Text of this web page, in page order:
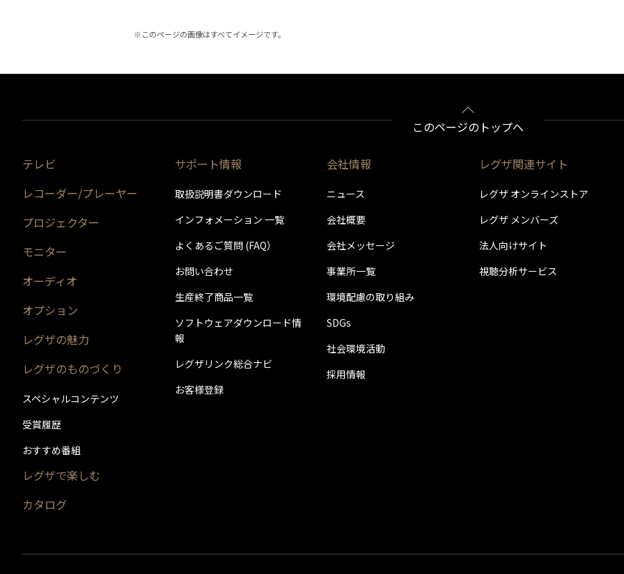
※このページの画像はすべてイメージです。
このページのトップへ
テレビ
レコーダー/プレーヤー
プロジェクター
モニター
オーディオ
オプション
レグザの魅力
レグザのものづくり
スペシャルコンテンツ
受賞履歴
おすすめ番組
レグザで楽しむ
カタログ
サポート情報
取扱説明書ダウンロード
インフォメーション 一覧
よくあるご質問 (FAQ）
お問い合わせ
生産終了商品一覧
ソフトウェアダウンロード情
報
レグザリンク総合ナビ
お客様登録
会社情報
ニュース
会社概要
会社メッセージ
事業所一覧
環境配慮の取り組み
SDGs
社会環境活動
採用情報
レグザ関連サイト
レグザ オンラインストア
レグザ メンバーズ
法人向けサイト
視聴分析サービス